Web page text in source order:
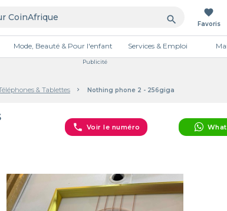
search
favorite
Favoris
Mode, Beauté & Pour l'enfant Services & Emploi
Publicité
& Tablettes Nothing phone 2 - 256giga
phone Voir le numéro